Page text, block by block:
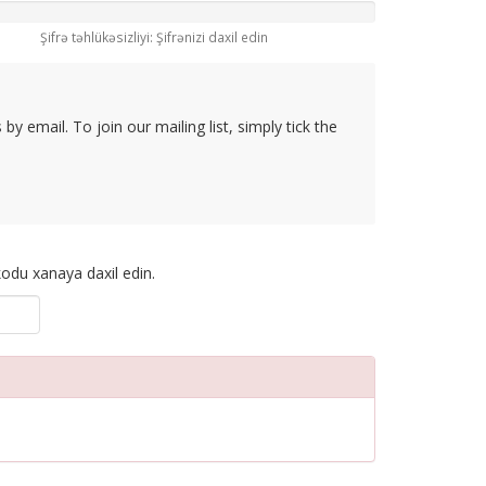
Şifrə təhlükəsizliyi: Şifrənizi daxil edin
email. To join our mailing list, simply tick the
xanaya daxil edin.